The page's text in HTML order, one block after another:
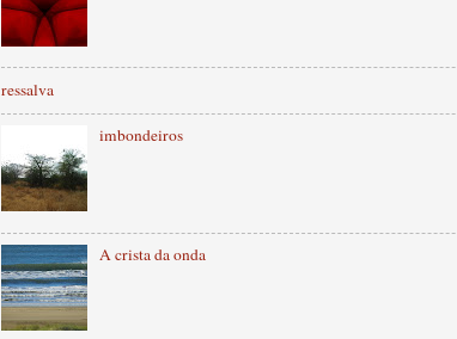
ressalva
imbondeiros
A crista da onda